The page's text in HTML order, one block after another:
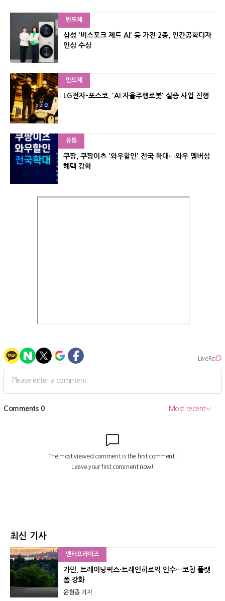
반도체
삼성 '비스포크 제트 AI' 등 가전 2종, 인간공학디자
인상 수상
반도체
LG전자-포스코, 'AI 자율주행로봇' 실증 사업 진행
유통
쿠팡, 쿠팡이츠 '와우할인' 전국 확대…와우 멤버십
혜택 강화
최신 기사
엔터프라이즈
가민, 트레이닝픽스·트레인히로익 인수…코칭 플랫
폼 강화
윤현종 기자